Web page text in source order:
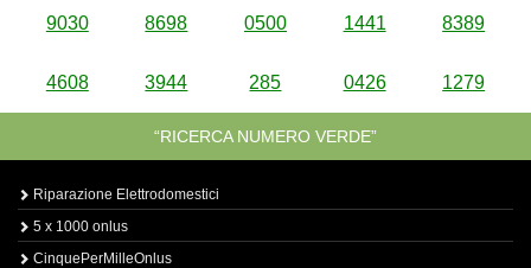
9030 8698 0500 1441 8389
4608 3944 285 0426 1279
“RICERCA NUMERO VERDE”
Riparazione Elettrodomestici
5 x 1000 onlus
CinquePerMilleOnlus